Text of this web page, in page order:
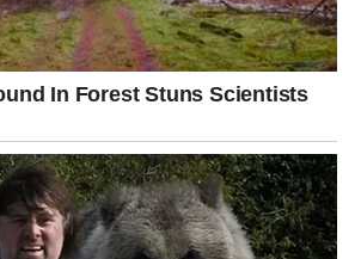
unutrašnji nemir koji ne mogu da
osećaj da nešto mora da se promeni –
posao, dom, porodična dinamika ili
istinu koju ste možda pokušavali